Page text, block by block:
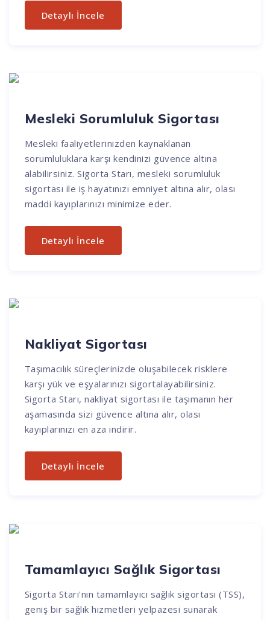
Detaylı İncele
Mesleki Sorumluluk Sigortası
Mesleki faaliyetlerinizden kaynaklanan
sorumluluklara karşı kendinizi güvence altına
alabilirsiniz. Sigorta Starı, mesleki sorumluluk
sigortası ile iş hayatınızı emniyet altına alır, olası
maddi kayıplarınızı minimize eder.
Detaylı İncele
Nakliyat Sigortası
Taşımacılık süreçlerinizde oluşabilecek risklere
karşı yük ve eşyalarınızı sigortalayabilirsiniz.
Sigorta Starı, nakliyat sigortası ile taşımanın her
aşamasında sizi güvence altına alır, olası
kayıplarınızı en aza indirir.
Detaylı İncele
Tamamlayıcı Sağlık Sigortası
Sigorta Starı'nın tamamlayıcı sağlık sigortası (TSS),
geniş bir sağlık hizmetleri yelpazesi sunarak